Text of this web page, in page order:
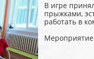
В игре
прыжками,
работать в